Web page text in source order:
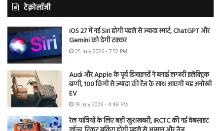
टेक्नोलॉजी
iOS 27 में नई Siri होगी पहले से ज्यादा स्मार्ट, ChatGPT और
Gemini को देगी टक्कर
25 July 2026 - 7:52 PM
Audi और Apple के पूर्व डिजाइनरों ने बनाई लग्जरी इलेक्ट्रिक
बग्गी, 100 किमी से ज्यादा की रेंज के साथ आएगी यह अनोखी
EV
19 July 2026 - 4:48 PM
रेल यात्रियों के लिए बड़ी खुशखबरी, IRCTC की नई वेबसाइट